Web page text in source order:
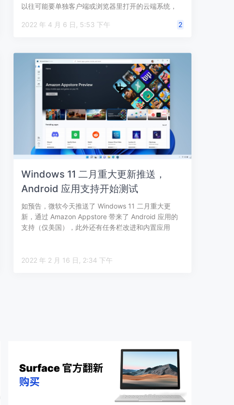
以往可能要单独客户端或浏览器里打开的云端系统，
2022 年 4 月 6 日, 5:53 下午
2
Windows 11 二月重大更新推送，
Android 应用支持开始测试
如预告，微软今天推送了 Windows 11 二月重大更
新，通过 Amazon Appstore 带来了 Android 应用的
支持（仅美国），此外还有任务栏改进和内置应用
2022 年 2 月 16 日, 2:34 下午